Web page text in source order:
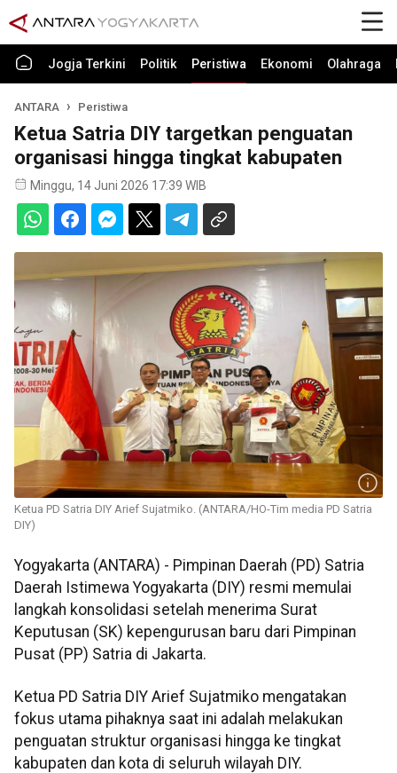
Jogja Terkini Politik Peristiwa Ekonomi Olahraga
ANTARA Peristiwa
Ketua Satria DIY targetkan penguatan
organisasi hingga tingkat kabupaten
Minggu, 14 Juni 2026 17:39 WIB
Ketua PD Satria DIY Arief Sujatmiko. (ANTARA/HO-Tim media PD Satria
DIY)
Yogyakarta (ANTARA) - Pimpinan Daerah (PD) Satria
Daerah Istimewa Yogyakarta (DIY) resmi memulai
langkah konsolidasi setelah menerima Surat
Keputusan (SK) kepengurusan baru dari Pimpinan
Pusat (PP) Satria di Jakarta.
Ketua PD Satria DIY Arief Sujatmiko mengatakan
fokus utama pihaknya saat ini adalah melakukan
penguatan struktur organisasi hingga ke tingkat
kabupaten dan kota di seluruh wilayah DIY.